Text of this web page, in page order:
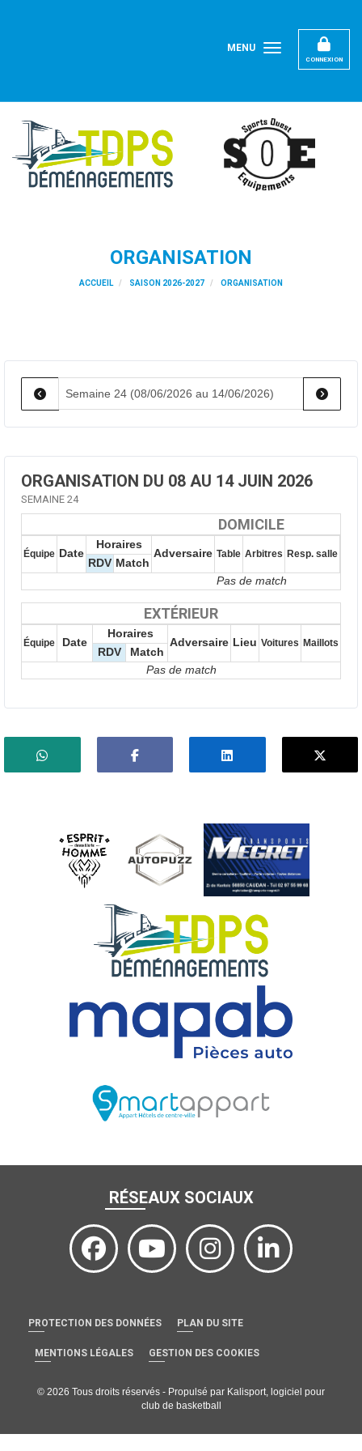
CONNEXION
MENU
ORGANISATION
ACCUEIL SAISON 2026-2027 ORGANISATION
ORGANISATION DU 08 AU 14 JUIN 2026
SEMAINE 24
DOMICILE
Équipe Date
Horaires
Adversaire Table Arbitres Resp. salle
RDV Match
Pas de match
EXTÉRIEUR
Équipe Date
Horaires
Adversaire Lieu Voitures Maillots
RDV
Match
Pas de match
RÉSEAUX SOCIAUX
PROTECTION DES DONNÉES PLAN DU SITE
MENTIONS LÉGALES GESTION DES COOKIES
© 2026 Tous droits réservés - Propulsé par Kalisport, logiciel pour
club de basketball